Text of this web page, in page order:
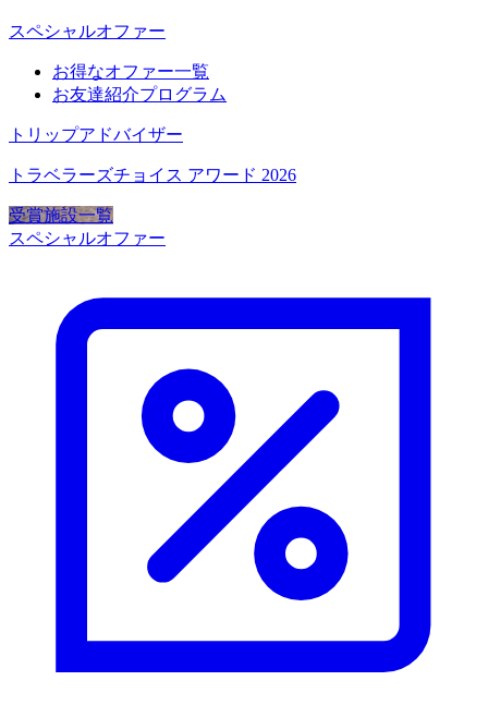
スペシャルオファー
お得なオファー一覧
お友達紹介プログラム
トリップアドバイザー
トラベラーズチョイス アワード 2026
受賞施設一覧
スペシャルオファー